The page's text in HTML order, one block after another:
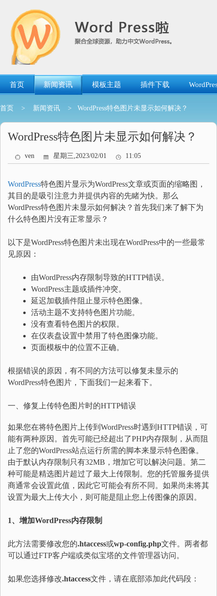
首页 新闻资讯 模板主题 插件下载
首页 > 新闻资讯 > WordPress特色图片未显示如何解决？
WordPress特色图片未显示如何解决？
ven 星期三,2023/02/01 11:05
WordPress特色图片显示为WordPress文章或页面的缩略图，
其目的是吸引注意力并提供内容的先睹为快。那么
WordPress特色图片未显示如何解决？首先我们来了解下为
什么特色图片没有正常显示？
以下是WordPress特色图片未出现在WordPress中的一些最常
见原因：
由WordPress内存限制导致的HTTP错误。
WordPress主题或插件冲突。
延迟加载插件阻止显示特色图像。
活动主题不支持特色图片功能。
没有查看特色图片的权限。
在仪表盘设置中禁用了特色图像功能。
页面模板中的位置不正确。
根据错误的原因，有不同的方法可以修复未显示的
WordPress特色图片，下面我们一起来看下。
一、修复上传特色图片时的HTTP错误
如果您在将特色图片上传到WordPress时遇到HTTP错误，可
能有两种原因。首先可能已经超出了PHP内存限制，从而阻
止了您的WordPress站点运行所需的脚本来显示特色图像。
由于默认内存限制只有32MB，增加它可以解决问题。第二
种可能是精选图片超过了最大上传限制。您的托管服务提供
商通常会设置此值，因此它可能会有所不同。如果尚未将其
设置为最大上传大小，则可能是阻止您上传图像的原因。
1、增加WordPress内存限制
此方法需要修改您的.htaccess或wp-config.php文件。两者都
可以通过FTP客户端或类似宝塔的文件管理器访问。
如果您选择修改.htaccess文件，请在底部添加此代码段：